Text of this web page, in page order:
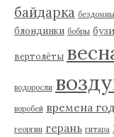
байдарка
блондинки бобры
вертолёты
водоросли
воробей времена
георгин герань гитара